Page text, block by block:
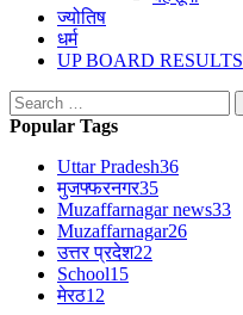
ज्योतिष
धर्म
UP BOARD RESULTS
Search
for:
Popular Tags
Uttar Pradesh36
मुजफ्फरनगर35
Muzaffarnagar news33
Muzaffarnagar26
उत्तर प्रदेश22
School15
मेरठ12